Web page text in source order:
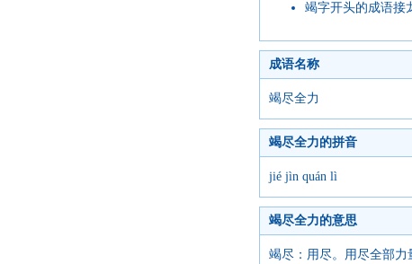
竭字开头的成语接
成语名称
竭尽全力
竭尽全力的拼音
jié jìn quán lì
竭尽全力的意思
竭尽：用尽。用尽全部力